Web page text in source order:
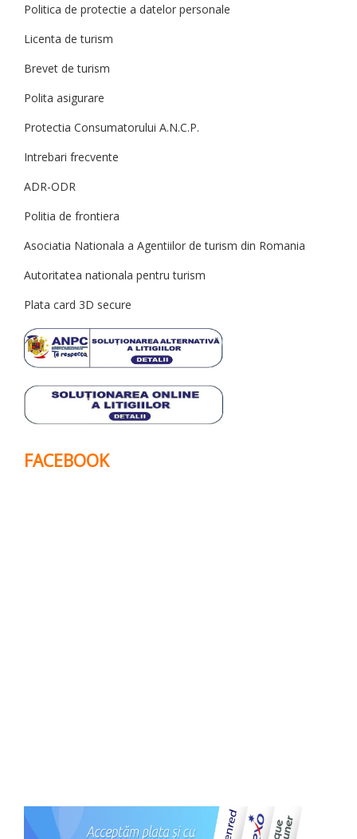
Politica de protectie a datelor personale
Licenta de turism
Brevet de turism
Polita asigurare
Protectia Consumatorului A.N.C.P.
Intrebari frecvente
ADR-ODR
Politia de frontiera
Asociatia Nationala a Agentiilor de turism din Romania
Autoritatea nationala pentru turism
Plata card 3D secure
FACEBOOK